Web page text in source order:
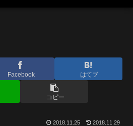
Facebook はてブ
コピー
2018.11.25 2018.11.29